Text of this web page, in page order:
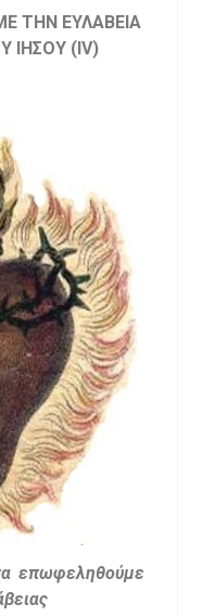
ΤΗΝ ΕΥΛΑΒΕΙΑ
ΙΗΣΟΥ (ΙV)
επωφεληθούμε